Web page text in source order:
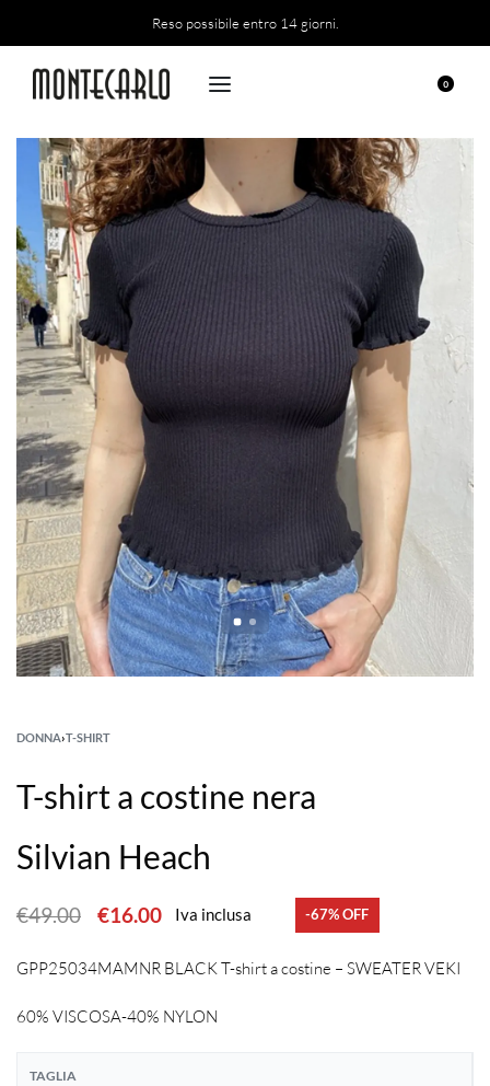
Reso possibile entro 14 giorni.
0
DONNA›T-SHIRT
T-shirt a costine nera
Silvian Heach
€49.00 €16.00 Iva inclusa -67% OFF
GPP25034MAMNR BLACK T-shirt a costine – SWEATER VEKI
60% VISCOSA-40% NYLON
TAGLIA